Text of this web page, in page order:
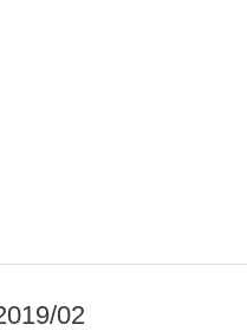
02